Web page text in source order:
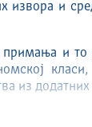
извора и
и то
из